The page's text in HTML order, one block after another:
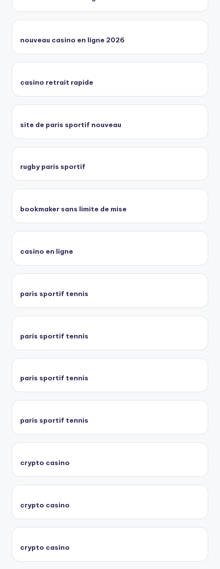
nouveau casino en ligne 2026
casino retrait rapide
site de paris sportif nouveau
rugby paris sportif
bookmaker sans limite de mise
casino en ligne
paris sportif tennis
paris sportif tennis
paris sportif tennis
paris sportif tennis
crypto casino
crypto casino
crypto casino